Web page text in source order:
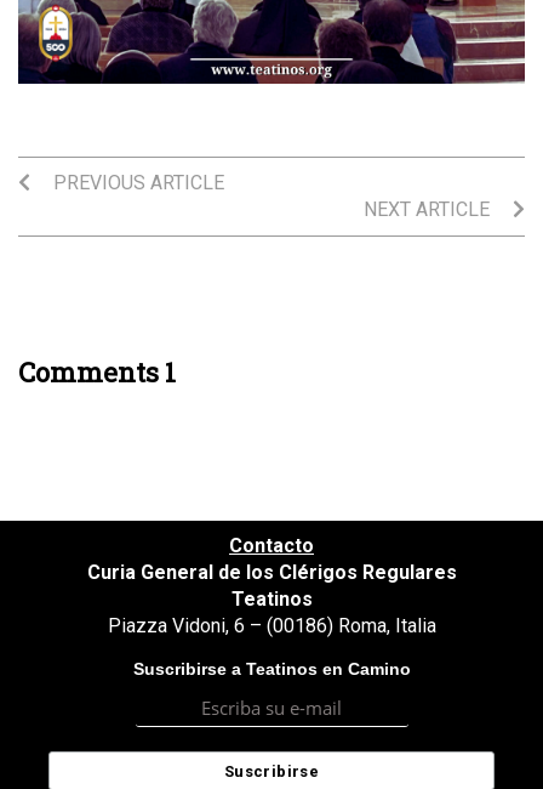
PREVIOUS ARTICLE
NEXT ARTICLE
Comments 1
Contacto
Curia General de los Clérigos Regulares
Teatinos
Piazza Vidoni, 6 – (00186) Roma, Italia
Suscribirse a Teatinos en Camino